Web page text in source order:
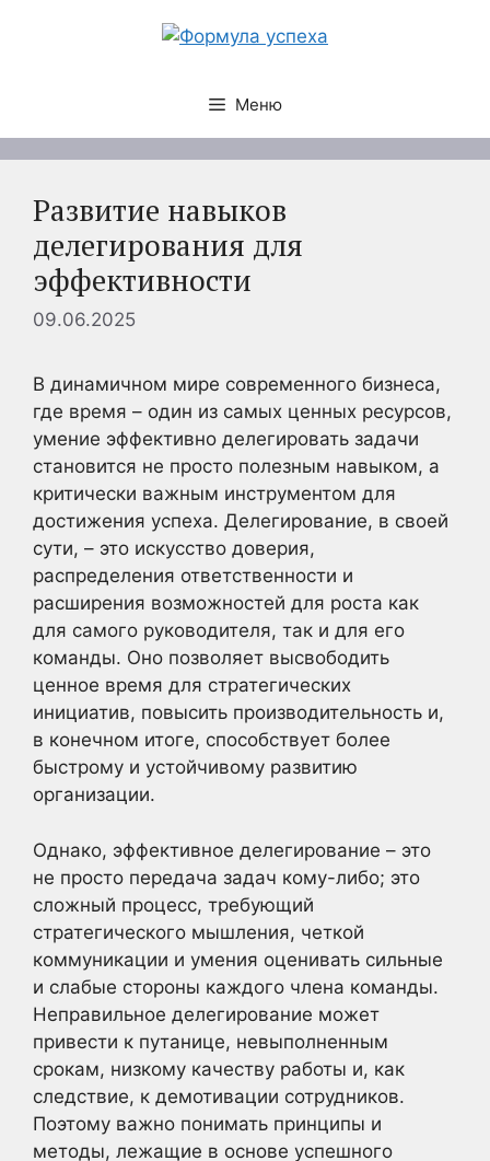
Меню
Развитие навыков
делегирования для
эффективности
09.06.2025
В динамичном мире современного бизнеса,
где время – один из самых ценных ресурсов,
умение эффективно делегировать задачи
становится не просто полезным навыком, а
критически важным инструментом для
достижения успеха. Делегирование, в своей
сути, – это искусство доверия,
распределения ответственности и
расширения возможностей для роста как
для самого руководителя, так и для его
команды. Оно позволяет высвободить
ценное время для стратегических
инициатив, повысить производительность и,
в конечном итоге, способствует более
быстрому и устойчивому развитию
организации.
Однако, эффективное делегирование – это
не просто передача задач кому-либо; это
сложный процесс, требующий
стратегического мышления, четкой
коммуникации и умения оценивать сильные
и слабые стороны каждого члена команды.
Неправильное делегирование может
привести к путанице, невыполненным
срокам, низкому качеству работы и, как
следствие, к демотивации сотрудников.
Поэтому важно понимать принципы и
методы, лежащие в основе успешного